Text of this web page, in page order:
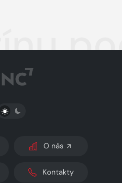
PŘEPNOUT SVĚTLÝ/TMAVÝ REŽIM
O nás
Kontakty